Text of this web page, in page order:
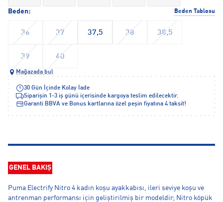
Beden: Beden Tablosu
36 37 37,5 38 38,5
39 40
Mağazada bul
30 Gün İçinde Kolay İade
Siparişin 1-3 iş günü içerisinde kargoya teslim edilecektir.
Garanti BBVA ve Bonus kartlarına özel peşin fiyatına 4 taksit!
GENEL BAKIŞ
Puma Electrify Nitro 4 kadın koşu ayakkabısı, ileri seviye koşu ve
antrenman performansı için geliştirilmiş bir modeldir; Nitro köpük